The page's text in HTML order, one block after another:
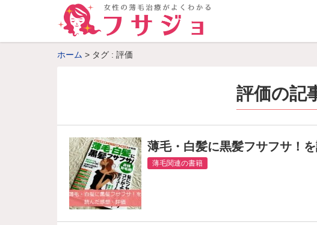
ホーム タグ : 評価
評価の記
薄毛・白髪に黒髪フサフサ！
薄毛関連の書籍